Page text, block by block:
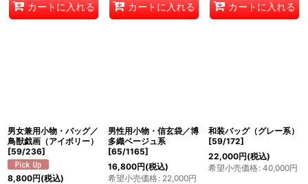
カートに入れる カートに入れる カートに入れる
男女兼用小物・バッグ／
鳥獣戯画（アイボリー）
[59/236]
8,800円(税込)
男性用小物・信玄袋／博
多織ベージュ系
[65/1165]
16,800円(税込)
希望小売価格: 22,000円
和装バッグ（グレー系）
[59/172]
22,000円(税込)
希望小売価格: 40,000円